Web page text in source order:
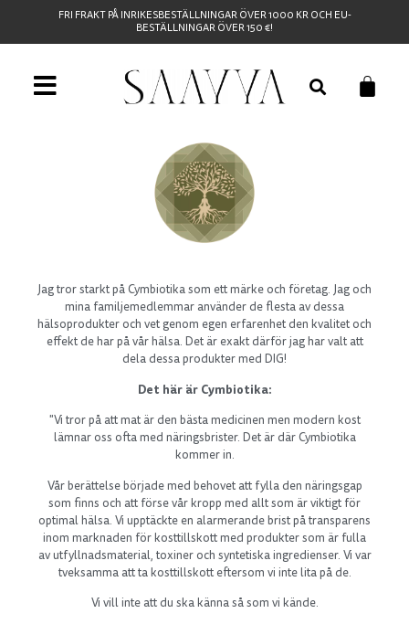
FRI FRAKT PÅ INRIKESBESTÄLLNINGAR ÖVER 1000 KR OCH EU-
BESTÄLLNINGAR ÖVER 150 €!
Jag tror starkt på Cymbiotika som ett märke och företag. Jag och
mina familjemedlemmar använder de flesta av dessa
hälsoprodukter och vet genom egen erfarenhet den kvalitet och
effekt de har på vår hälsa. Det är exakt därför jag har valt att
dela dessa produkter med DIG!
Det här är Cymbiotika:
"Vi tror på att mat är den bästa medicinen men modern kost
lämnar oss ofta med näringsbrister. Det är där Cymbiotika
kommer in.
Vår berättelse började med behovet att fylla den näringsgap
som finns och att förse vår kropp med allt som är viktigt för
optimal hälsa. Vi upptäckte en alarmerande brist på transparens
inom marknaden för kosttillskott med produkter som är fulla
av utfyllnadsmaterial, toxiner och syntetiska ingredienser. Vi var
tveksamma att ta kosttillskott eftersom vi inte lita på de.
Vi vill inte att du ska känna så som vi kände.